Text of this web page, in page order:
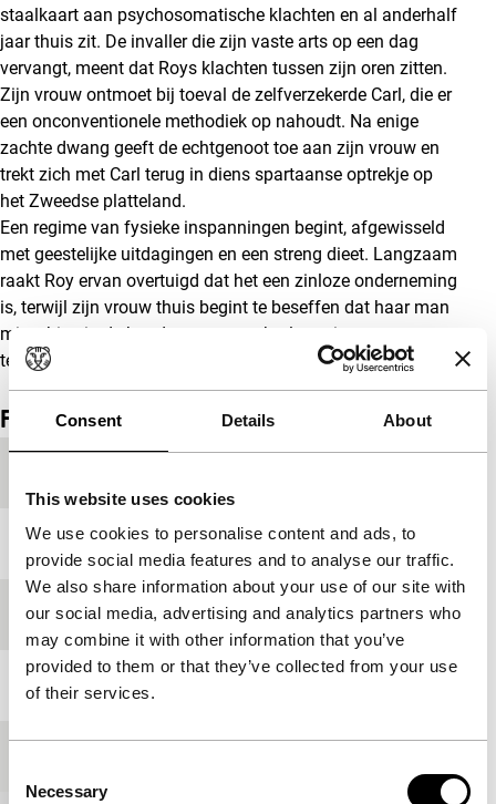
Consent Details About
This website uses cookies
We use cookies to personalise content and ads, to
provide social media features and to analyse our traffic.
We also share information about your use of our site with
our social media, advertising and analytics partners who
may combine it with other information that you’ve
provided to them or that they’ve collected from your use
of their services.
Selection
Necessary
staalkaart aan psychosomatische klachten en al anderhalf
jaar thuis zit. De invaller die zijn vaste arts op een dag
vervangt, meent dat Roys klachten tussen zijn oren zitten.
Zijn vrouw ontmoet bij toeval de zelfverzekerde Carl, die er
een onconventionele methodiek op nahoudt. Na enige
zachte dwang geeft de echtgenoot toe aan zijn vrouw en
trekt zich met Carl terug in diens spartaanse optrekje op
het Zweedse platteland.
Een regime van fysieke inspanningen begint, afgewisseld
met geestelijke uitdagingen en een streng dieet. Langzaam
raakt Roy ervan overtuigd dat het een zinloze onderneming
is, terwijl zijn vrouw thuis begint te beseffen dat haar man
misschien in de handen van een charlatan is
terechtgekomen.
Film details
Jaar 2009
Festivaleditie IFFR 2009
Lengte